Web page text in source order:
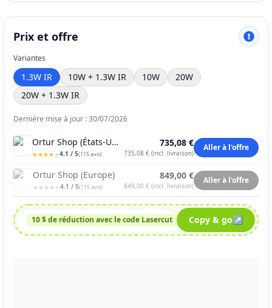
Prix et offre
Variantes
1.3W IR 10W + 1.3W IR 10W
20W
20W + 1.3W IR
Dernière mise à jour : 30/07/2026
Ortur Shop (États-Unis)
★
★★
★★
★★
★ ★
★4.1 / 5(115avis)
735,08 €
735,08 € (incl. livraison)
Aller à l'offre
Ortur Shop (Europe)
★
★ ★
★ ★
★ ★
★ ★★ 4.1 / 5(115avis)
849,00 €
849,00 € (incl. livraison)
Aller à l'offre
Lasercut
10 $ de réduction avec le code Lasercut Copy & go↗